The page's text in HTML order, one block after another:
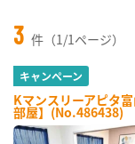
3 件（1/1ページ）
キャンペーン
Kマンスリーアピタ
部屋】(No.486438)